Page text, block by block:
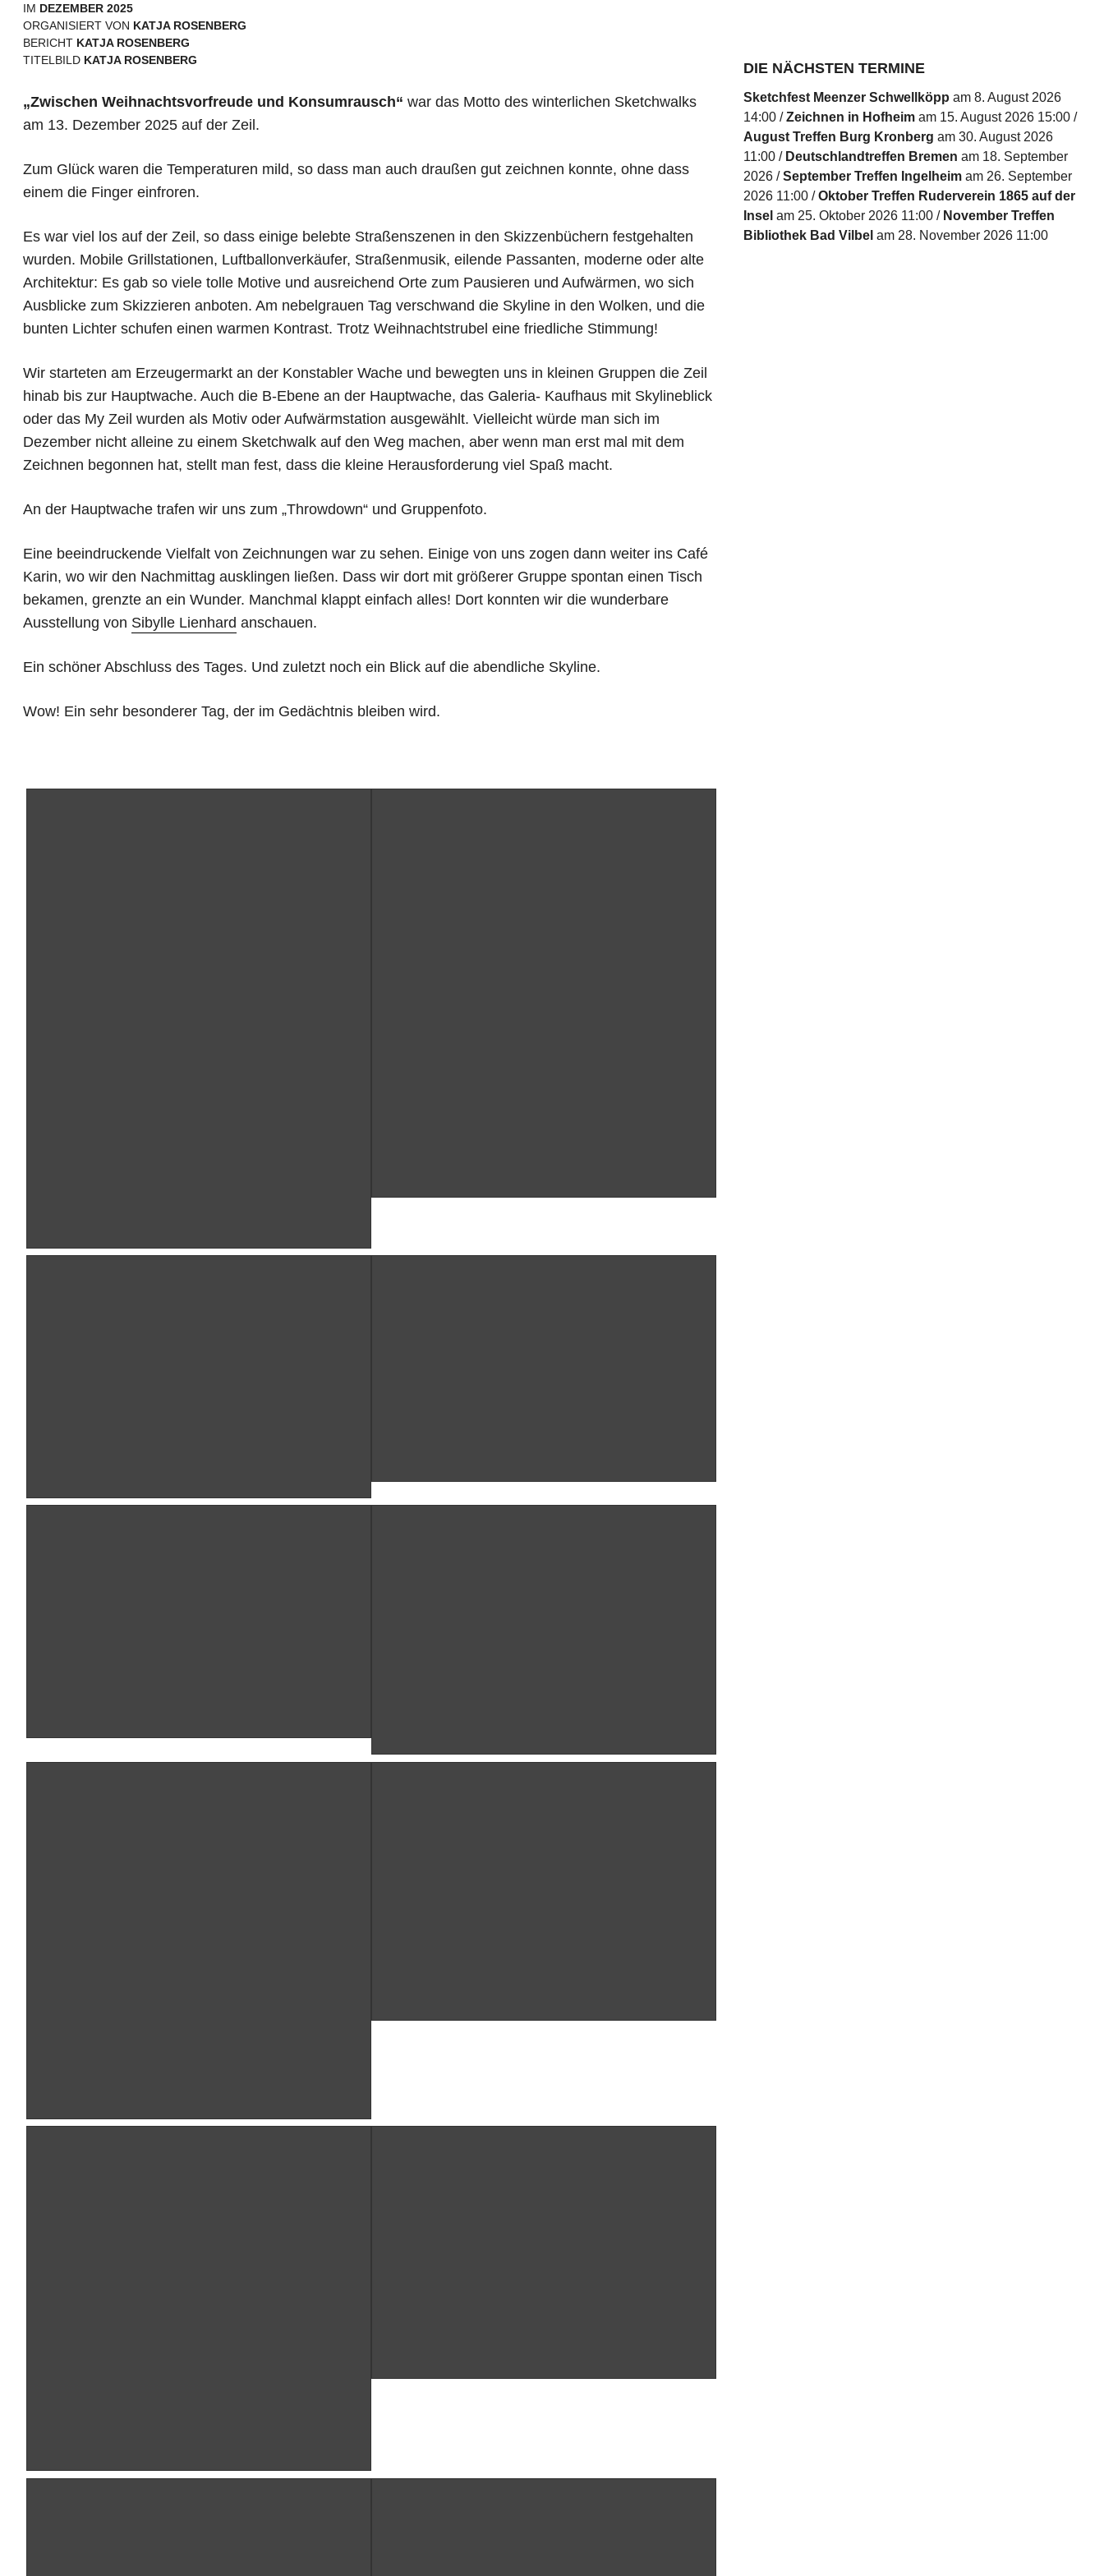
IM DEZEMBER 2025
ORGANISIERT VON KATJA ROSENBERG
BERICHT KATJA ROSENBERG
TITELBILD KATJA ROSENBERG
„Zwischen Weihnachtsvorfreude und Konsumrausch“ war das Motto des winterlichen Sketchwalks
am 13. Dezember 2025 auf der Zeil.
Zum Glück waren die Temperaturen mild, so dass man auch draußen gut zeichnen konnte, ohne dass
einem die Finger einfroren.
Es war viel los auf der Zeil, so dass einige belebte Straßenszenen in den Skizzenbüchern festgehalten
wurden. Mobile Grillstationen, Luftballonverkäufer, Straßenmusik, eilende Passanten, moderne oder alte
Architektur: Es gab so viele tolle Motive und ausreichend Orte zum Pausieren und Aufwärmen, wo sich
Ausblicke zum Skizzieren anboten. Am nebelgrauen Tag verschwand die Skyline in den Wolken, und die
bunten Lichter schufen einen warmen Kontrast. Trotz Weihnachtstrubel eine friedliche Stimmung!
Wir starteten am Erzeugermarkt an der Konstabler Wache und bewegten uns in kleinen Gruppen die Zeil
hinab bis zur Hauptwache. Auch die B-Ebene an der Hauptwache, das Galeria- Kaufhaus mit Skylineblick
oder das My Zeil wurden als Motiv oder Aufwärmstation ausgewählt. Vielleicht würde man sich im
Dezember nicht alleine zu einem Sketchwalk auf den Weg machen, aber wenn man erst mal mit dem
Zeichnen begonnen hat, stellt man fest, dass die kleine Herausforderung viel Spaß macht.
An der Hauptwache trafen wir uns zum „Throwdown“ und Gruppenfoto.
Eine beeindruckende Vielfalt von Zeichnungen war zu sehen. Einige von uns zogen dann weiter ins Café
Karin, wo wir den Nachmittag ausklingen ließen. Dass wir dort mit größerer Gruppe spontan einen Tisch
bekamen, grenzte an ein Wunder. Manchmal klappt einfach alles! Dort konnten wir die wunderbare
Ausstellung von Sibylle Lienhard anschauen.
Ein schöner Abschluss des Tages. Und zuletzt noch ein Blick auf die abendliche Skyline.
Wow! Ein sehr besonderer Tag, der im Gedächtnis bleiben wird.
DIE NÄCHSTEN TERMINE
Sketchfest Meenzer Schwellköpp am 8. August 2026
14:00
Zeichnen in Hofheim am 15. August 2026 15:00
August Treffen Burg Kronberg am 30. August 2026
11:00
Deutschlandtreffen Bremen am 18. September
2026
September Treffen Ingelheim am 26. September
2026 11:00
Oktober Treffen Ruderverein 1865 auf der
Insel am 25. Oktober 2026 11:00
November Treffen
Bibliothek Bad Vilbel am 28. November 2026 11:00